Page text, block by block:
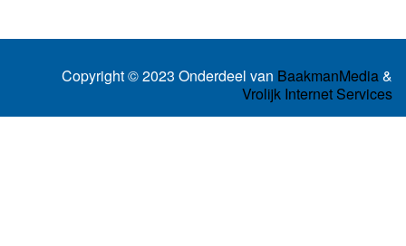
Copyright © 2023 Onderdeel van BaakmanMedia&
Vrolijk Internet Services